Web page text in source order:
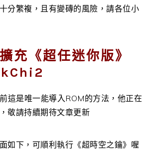
分繁複，且有變磚的風險，請各位小
充《超任迷你版》
這是唯一能導入ROM的方法，他正在
敬請持續期待文章更新
如下，可順利執行《超時空之鑰》喔